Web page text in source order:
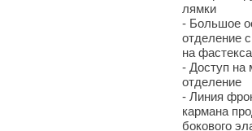
лямки
- Большое
отделение
на
- Доступ на
отделение
- Линия
кармана
бокового